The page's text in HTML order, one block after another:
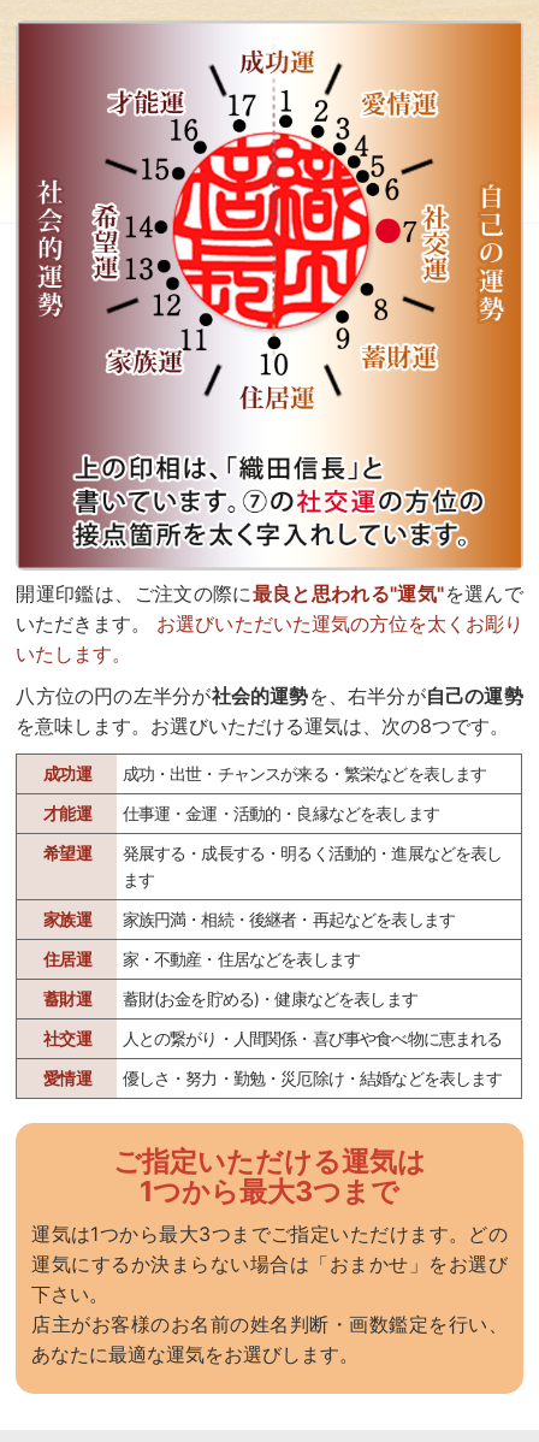
開運印鑑は、ご注文の際に最良と思われる"運気"を選んで
いただきます。 お選びいただいた運気の方位を太くお彫り
いたします。
八方位の円の左半分が社会的運勢を、右半分が自己の運勢
を意味します。お選びいただける運気は、次の8つです。
成功運
成功・出世・チャンスが来る・繁栄などを表します
才能運
仕事運・金運・活動的・良縁などを表します
希望運
発展する・成長する・明るく活動的・進展などを表し
ます
家族運
家族円満・相続・後継者・再起などを表します
住居運
家・不動産・住居などを表します
蓄財運
蓄財(お金を貯める)・健康などを表します
社交運
人との繋がり・人間関係・喜び事や食べ物に恵まれる
愛情運
優しさ・努力・勤勉・災厄除け・結婚などを表します
ご指定いただける運気は
1つから最大3つまで
運気は1つから最大3つまでご指定いただけます。どの
運気にするか決まらない場合は「おまかせ」をお選び
下さい。
店主がお客様のお名前の姓名判断・画数鑑定を行い、
あなたに最適な運気をお選びします。